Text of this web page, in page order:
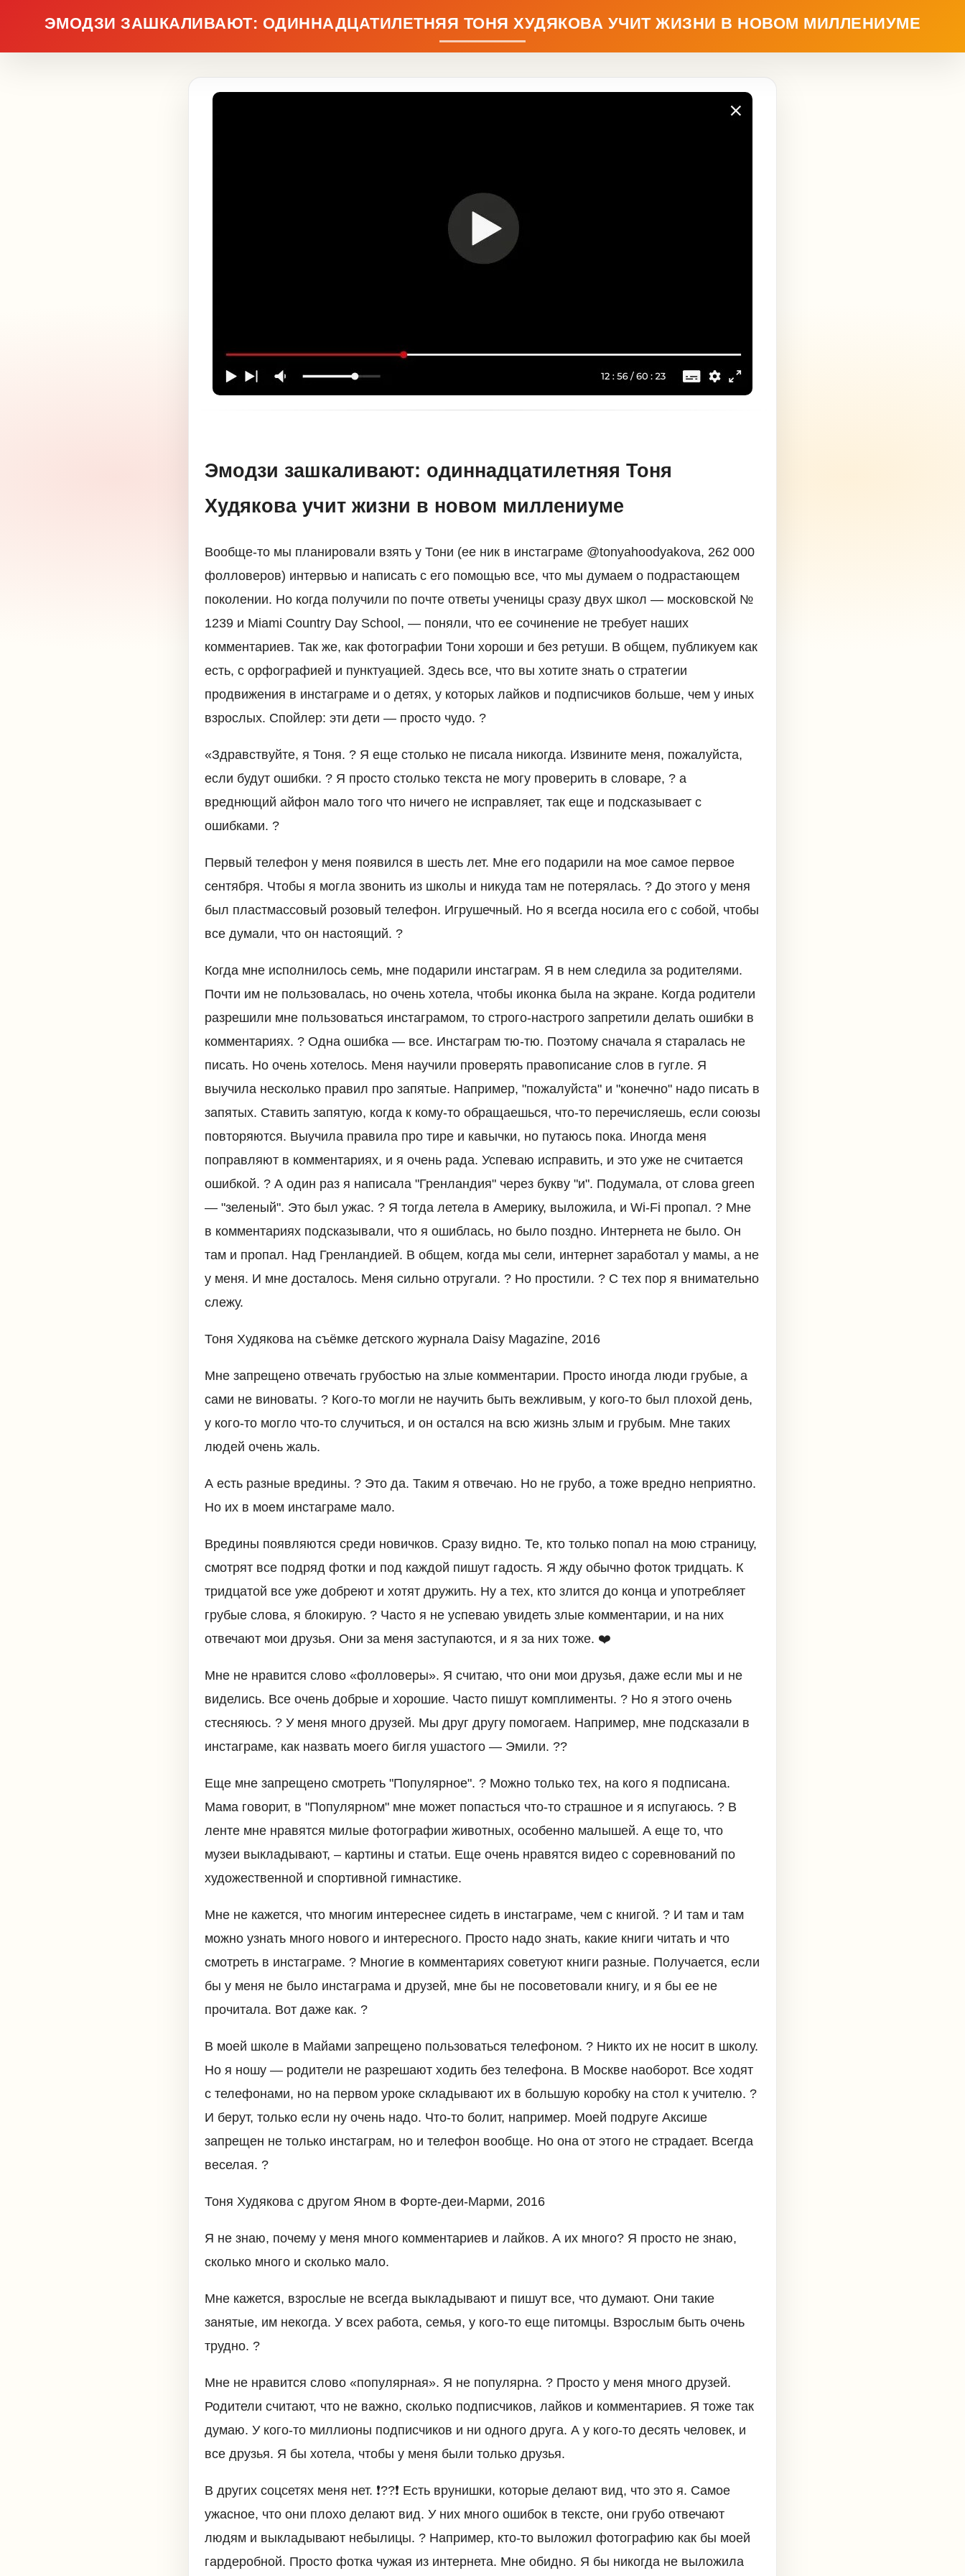
ЭМОДЗИ ЗАШКАЛИВАЮТ: ОДИННАДЦАТИЛЕТНЯЯ ТОНЯ ХУДЯКОВА УЧИТ ЖИЗНИ В НОВОМ МИЛЛЕНИУМЕ
Эмодзи зашкаливают: одиннадцатилетняя Тоня
Худякова учит жизни в новом миллениуме
Вообще-то мы планировали взять у Тони (ее ник в инстаграме @tonyahoodyakova, 262 000
фолловеров) интервью и написать с его помощью все, что мы думаем о подрастающем
поколении. Но когда получили по почте ответы ученицы сразу двух школ — московской №
1239 и Miami Сountry Day School, — поняли, что ее сочинение не требует наших
комментариев. Так же, как фотографии Тони хороши и без ретуши. В общем, публикуем как
есть, с орфографией и пунктуацией. Здесь все, что вы хотите знать о стратегии
продвижения в инстаграме и о детях, у которых лайков и подписчиков больше, чем у иных
взрослых. Спойлер: эти дети — просто чудо. ?
«Здравствуйте, я Тоня. ?‍ Я еще столько не писала никогда. Извините меня, пожалуйста,
если будут ошибки. ? Я просто столько текста не могу проверить в словаре, ? а
вреднющий айфон мало того что ничего не исправляет, так еще и подсказывает с
ошибками. ?
Первый телефон у меня появился в шесть лет. Мне его подарили на мое самое первое
сентября. Чтобы я могла звонить из школы и никуда там не потерялась. ? До этого у меня
был пластмассовый розовый телефон. Игрушечный. Но я всегда носила его с собой, чтобы
все думали, что он настоящий. ?
Когда мне исполнилось семь, мне подарили инстаграм. Я в нем следила за родителями.
Почти им не пользовалась, но очень хотела, чтобы иконка была на экране. Когда родители
разрешили мне пользоваться инстаграмом, то строго-настрого запретили делать ошибки в
комментариях. ?‍ Одна ошибка — все. Инстаграм тю-тю. Поэтому сначала я старалась не
писать. Но очень хотелось. Меня научили проверять правописание слов в гугле. Я
выучила несколько правил про запятые. Например, "пожалуйста" и "конечно" надо писать в
запятых. Ставить запятую, когда к кому-то обращаешься, что-то перечисляешь, если союзы
повторяются. Выучила правила про тире и кавычки, но путаюсь пока. Иногда меня
поправляют в комментариях, и я очень рада. Успеваю исправить, и это уже не считается
ошибкой. ? А один раз я написала "Гренландия" через букву "и". Подумала, от слова green
— "зеленый". Это был ужас. ? Я тогда летела в Америку, выложила, и Wi-Fi пропал. ? Мне
в комментариях подсказывали, что я ошиблась, но было поздно. Интернета не было. Он
там и пропал. Над Гренландией. В общем, когда мы сели, интернет заработал у мамы, а не
у меня. И мне досталось. Меня сильно отругали. ? Но простили. ? С тех пор я внимательно
слежу.
Тоня Худякова на съёмке детского журнала Daisy Magazine, 2016
Мне запрещено отвечать грубостью на злые комментарии. Просто иногда люди грубые, а
сами не виноваты. ? Кого-то могли не научить быть вежливым, у кого-то был плохой день,
у кого-то могло что-то случиться, и он остался на всю жизнь злым и грубым. Мне таких
людей очень жаль.
А есть разные вредины. ? Это да. Таким я отвечаю. Но не грубо, а тоже вредно неприятно.
Но их в моем инстаграме мало.
Вредины появляются среди новичков. Сразу видно. Те, кто только попал на мою страницу,
смотрят все подряд фотки и под каждой пишут гадость. Я жду обычно фоток тридцать. К
тридцатой все уже добреют и хотят дружить. Ну а тех, кто злится до конца и употребляет
грубые слова, я блокирую. ? Часто я не успеваю увидеть злые комментарии, и на них
отвечают мои друзья. Они за меня заступаются, и я за них тоже. ❤️
Мне не нравится слово «фолловеры». Я считаю, что они мои друзья, даже если мы и не
виделись. Все очень добрые и хорошие. Часто пишут комплименты. ? Но я этого очень
стесняюсь. ? У меня много друзей. Мы друг другу помогаем. Например, мне подсказали в
инстаграме, как назвать моего бигля ушастого — Эмили. ??
Еще мне запрещено смотреть "Популярное". ? Можно только тех, на кого я подписана.
Мама говорит, в "Популярном" мне может попасться что-то страшное и я испугаюсь. ? В
ленте мне нравятся милые фотографии животных, особенно малышей. А еще то, что
музеи выкладывают, – картины и статьи. Еще очень нравятся видео с соревнований по
художественной и спортивной гимнастике.
Мне не кажется, что многим интереснее сидеть в инстаграме, чем с книгой. ? И там и там
можно узнать много нового и интересного. Просто надо знать, какие книги читать и что
смотреть в инстаграме. ? Многие в комментариях советуют книги разные. Получается, если
бы у меня не было инстаграма и друзей, мне бы не посоветовали книгу, и я бы ее не
прочитала. Вот даже как. ?
В моей школе в Майами запрещено пользоваться телефоном. ? Никто их не носит в школу.
Но я ношу — родители не разрешают ходить без телефона. В Москве наоборот. Все ходят
с телефонами, но на первом уроке складывают их в большую коробку на стол к учителю. ?
И берут, только если ну очень надо. Что-то болит, например. Моей подруге Аксише
запрещен не только инстаграм, но и телефон вообще. Но она от этого не страдает. Всегда
веселая. ?
Тоня Худякова с другом Яном в Форте-деи-Марми, 2016
Я не знаю, почему у меня много комментариев и лайков. А их много? Я просто не знаю,
сколько много и сколько мало.
Мне кажется, взрослые не всегда выкладывают и пишут все, что думают. Они такие
занятые, им некогда. У всех работа, семья, у кого-то еще питомцы. Взрослым быть очень
трудно. ?
Мне не нравится слово «популярная». Я не популярна. ? Просто у меня много друзей.
Родители считают, что не важно, сколько подписчиков, лайков и комментариев. Я тоже так
думаю. У кого-то миллионы подписчиков и ни одного друга. А у кого-то десять человек, и
все друзья. Я бы хотела, чтобы у меня были только друзья.
В других соцсетях меня нет. ❗️?‍?‍❗️ Есть врунишки, которые делают вид, что это я. Самое
ужасное, что они плохо делают вид. У них много ошибок в тексте, они грубо отвечают
людям и выкладывают небылицы. ? Например, кто-то выложил фотографию как бы моей
гардеробной. Просто фотка чужая из интернета. Мне обидно. Я бы никогда не выложила